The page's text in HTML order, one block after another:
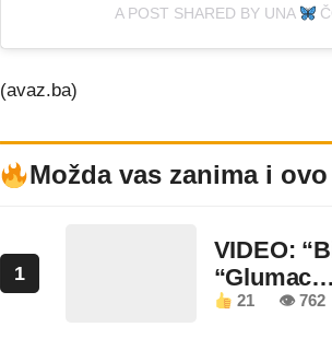
A POST SHARED BY UNA
(avaz.ba)
Možda vas zanima i ovo
1
VIDEO:
21 👁 762